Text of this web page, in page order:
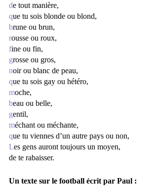
de tout manière,
que tu sois blonde ou blond,
brune ou brun,
rousse ou roux,
fine ou fin,
grosse ou gros,
noir ou blanc de peau,
que tu sois gay ou hétéro,
moche,
beau ou belle,
gentil,
méchant ou méchante,
que tu viennes d’un autre pays ou non,
Les gens auront toujours un moyen,
de te rabaisser.
Un texte sur le football écrit par Paul :